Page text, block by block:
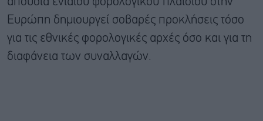
Ευρώπη δημιουργεί σοβαρές προκλήσεις τόσο
για τις εθνικές φορολογικές αρχές όσο και για τη
διαφάνεια των συναλλαγών.